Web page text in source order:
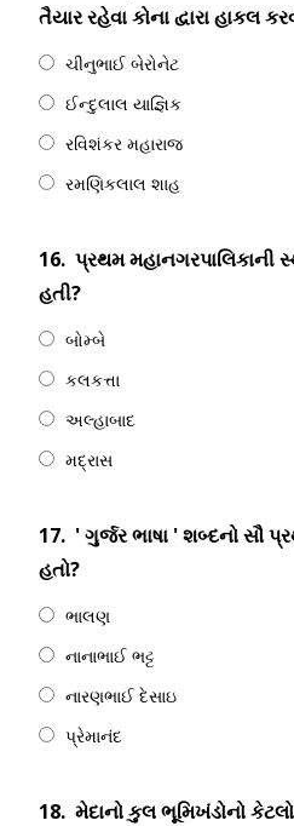
તૈયાર રહેવા કોના દ્વારા હાકલ
ચીનુભાઈ બેરોનેટ
ઈન્દુલાલ યાજ્ઞિક
રવિશંકર મહારાજ
રમણિકલાલ શાહ
16. પ્રથમ મહાનગરપાલિકાની
હતી?
બોમ્બે
કલકત્તા
અલ્હાબાદ
મદ્રાસ
17. ' ગુર્જર ભાષા ' શબ્દનો સૌ
હતો?
ભાલણ
નાનાભાઈ ભટ્ટ
નારણભાઈ દેસાઇ
પ્રેમાનંદ
18. મેદાનો કુલ ભૂમિખંડોનો